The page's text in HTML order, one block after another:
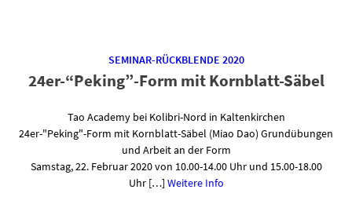
SEMINAR-RÜCKBLENDE 2020
24er-“Peking”-Form mit Kornblatt-Säbel
Tao Academy bei Kolibri-Nord in Kaltenkirchen
24er-"Peking"-Form mit Kornblatt-Säbel (Miao Dao) Grundübungen
und Arbeit an der Form
Samstag, 22. Februar 2020 von 10.00-14.00 Uhr und 15.00-18.00
Uhr […] Weitere Info